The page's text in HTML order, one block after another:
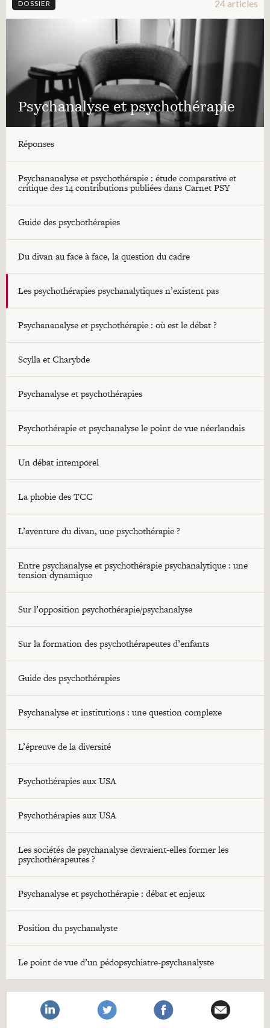
DOSSIER 24 articles
Psychanalyse et psychothérapie
Réponses
Psychananalyse et psychothérapie : étude comparative et
critique des 14 contributions publiées dans Carnet PSY
Guide des psychothérapies
Du divan au face à face, la question du cadre
Les psychothérapies psychanalytiques n’existent pas
Psychananalyse et psychothérapie : où est le débat ?
Scylla et Charybde
Psychanalyse et psychothérapies
Psychothérapie et psychanalyse le point de vue néerlandais
Un débat intemporel
La phobie des TCC
L’aventure du divan, une psychothérapie ?
Entre psychanalyse et psychothérapie psychanalytique : une
tension dynamique
Sur l’opposition psychothérapie/psychanalyse
Sur la formation des psychothérapeutes d’enfants
Guide des psychothérapies
Psychanalyse et institutions : une question complexe
L’épreuve de la diversité
Psychothérapies aux USA
Psychothérapies aux USA
Les sociétés de psychanalyse devraient-elles former les
psychothérapeutes ?
Psychanalyse et psychothérapie : débat et enjeux
Position du psychanalyste
Le point de vue d’un pédopsychiatre-psychanalyste